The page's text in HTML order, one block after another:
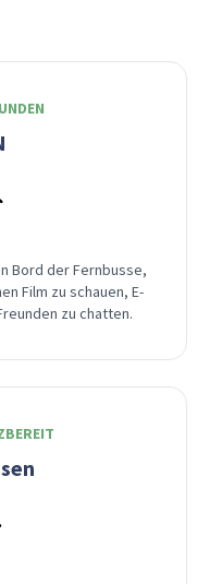
Bord der Fernbusse,
Film zu schauen, E-
zu chatten.